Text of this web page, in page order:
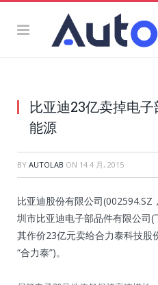
比亚迪23亿卖掉电
能源
BY AUTOLAB ON 14 4 月, 2015
比亚迪股份有限公司(002594.SZ
圳市比亚迪电子部品件有限公司(
其作价23亿元卖给合力泰科技股
“合力泰”)。